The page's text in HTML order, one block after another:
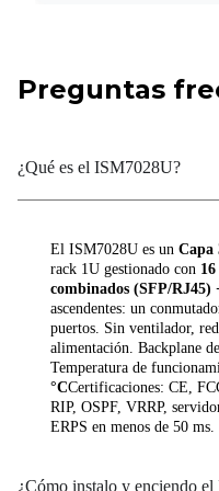
IEEE 802.3ad
Agregación de
IEEE 802.3u
Ethernet rápido
IEEE 802.3x
Control de flujo
IEEE 802.3z
Ethernet Gigabit
RFC 1027
Preguntas
¿Qué es el ISM7028U?
El ISM7028U es un Capa
rack 1U gestionado con
combinados (SFP/RJ45)
ascendentes: un
puertos. Sin ventilador,
alimentación. Backplane
Temperatura de
°CCertificaciones: CE,
RIP, OSPF, VRRP,
ERPS en menos de 50 ms.
¿Cómo instalo y enciendo